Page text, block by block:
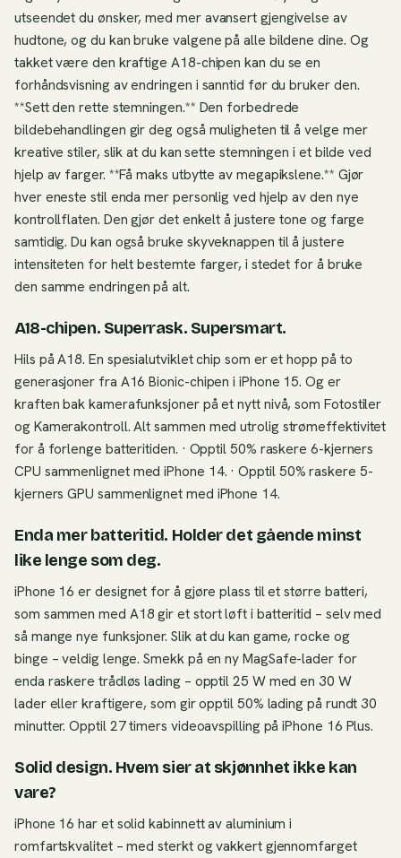
utseendet du ønsker, med mer avansert gjengivelse av
hudtone, og du kan bruke valgene på alle bildene dine. Og
takket være den kraftige A18-chipen kan du se en
forhåndsvisning av endringen i sanntid før du bruker den.
**Sett den rette stemningen.** Den forbedrede
bildebehandlingen gir deg også muligheten til å velge mer
kreative stiler, slik at du kan sette stemningen i et bilde ved
hjelp av farger. **Få maks utbytte av megapikslene.** Gjør
hver eneste stil enda mer personlig ved hjelp av den nye
kontrollflaten. Den gjør det enkelt å justere tone og farge
samtidig. Du kan også bruke skyveknappen til å justere
intensiteten for helt bestemte farger, i stedet for å bruke
den samme endringen på alt.
A18-chipen. Superrask. Supersmart.
Hils på A18. En spesialutviklet chip som er et hopp på to
generasjoner fra A16 Bionic-chipen i iPhone 15. Og er
kraften bak kamerafunksjoner på et nytt nivå, som Fotostiler
og Kamerakontroll. Alt sammen med utrolig strømeffektivitet
for å forlenge batteritiden. · Opptil 50% raskere 6-kjerners
CPU sammenlignet med iPhone 14. · Opptil 50% raskere 5-
kjerners GPU sammenlignet med iPhone 14.
Enda mer batteritid. Holder det gående minst
like lenge som deg.
iPhone 16 er designet for å gjøre plass til et større batteri,
som sammen med A18 gir et stort løft i batteritid – selv med
så mange nye funksjoner. Slik at du kan game, rocke og
binge – veldig lenge. Smekk på en ny MagSafe-lader for
enda raskere trådløs lading – opptil 25 W med en 30 W
lader eller kraftigere, som gir opptil 50% lading på rundt 30
minutter. Opptil 27 timers videoavspilling på iPhone 16 Plus.
Solid design. Hvem sier at skjønnhet ikke kan
vare?
iPhone 16 har et solid kabinnett av aluminium i
romfartskvalitet – med sterkt og vakkert gjennomfarget